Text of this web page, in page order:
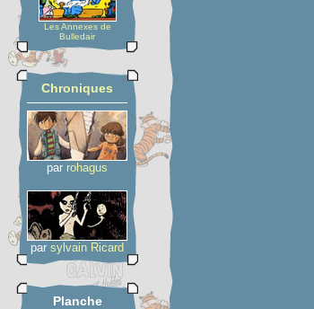
Les Annexes de
Bulledair
Chroniques
par rohagus
par sylvain Ricard
Planche